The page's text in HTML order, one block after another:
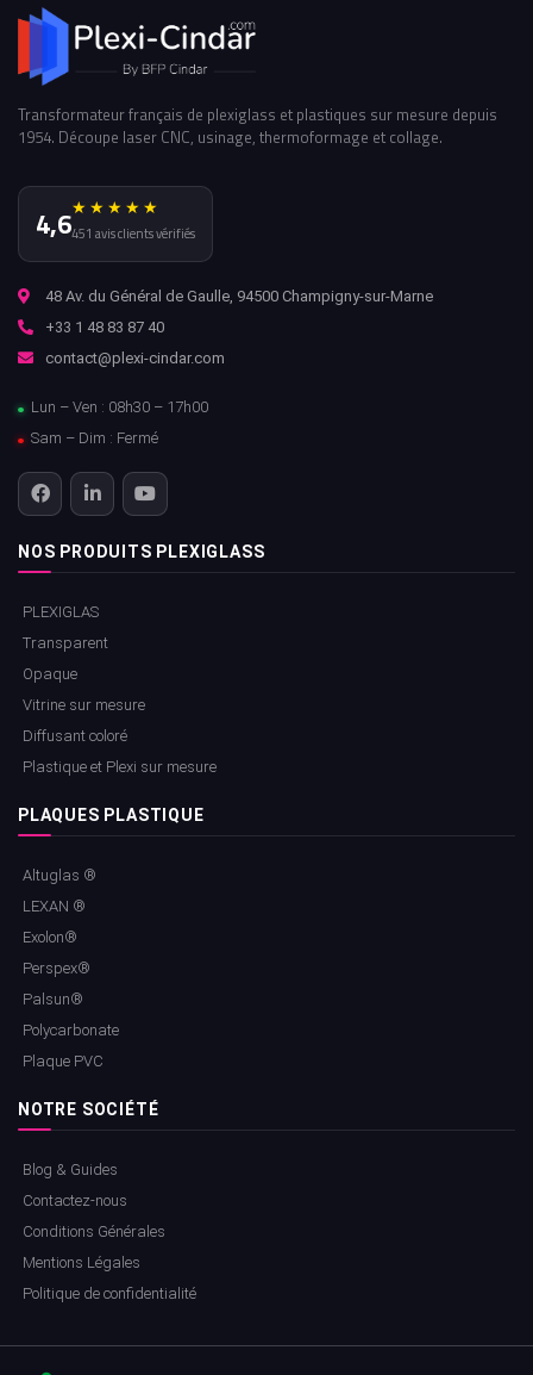
Transformateur français de plexiglass et plastiques sur mesure depuis
1954. Découpe laser CNC, usinage, thermoformage et collage.
4,6★★★★★
451 avis clients vérifiés
48 Av. du Général de Gaulle, 94500 Champigny-sur-Marne
+33 1 48 83 87 40
contact@plexi-cindar.com
Lun – Ven : 08h30 – 17h00
Sam – Dim : Fermé
NOS PRODUITS PLEXIGLASS
PLEXIGLAS
Transparent
Opaque
Vitrine sur mesure
Diffusant coloré
Plastique et Plexi sur mesure
PLAQUES PLASTIQUE
Altuglas ®
LEXAN ®
Exolon®
Perspex®
Palsun®
Polycarbonate
Plaque PVC
NOTRE SOCIÉTÉ
Blog & Guides
Contactez-nous
Conditions Générales
Mentions Légales
Politique de confidentialité